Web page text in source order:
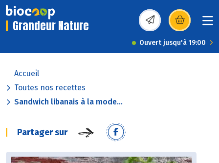
Grandeur Nature (s’ouvre dans une
Ouvert jusqu'à 19:00
Accueil
Toutes nos recettes
Sandwich libanais à la mode...
Partager sur